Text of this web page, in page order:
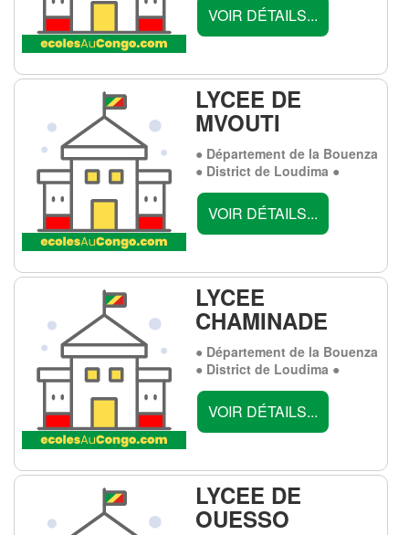
VOIR DÉTAILS...
LYCEE DE
MVOUTI
● Département de la Bouenza
● District de Loudima ●
VOIR DÉTAILS...
LYCEE
CHAMINADE
● Département de la Bouenza
● District de Loudima ●
VOIR DÉTAILS...
LYCEE DE
OUESSO